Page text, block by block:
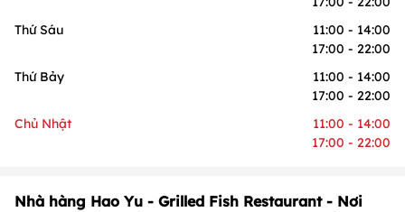
Thứ Sáu
11:00 - 14:00
17:00 - 22:00
Thứ Bảy
11:00 - 14:00
17:00 - 22:00
Chủ Nhật
11:00 - 14:00
17:00 - 22:00
Nhà hàng Hao Yu - Grilled Fish Restaurant - Nơi